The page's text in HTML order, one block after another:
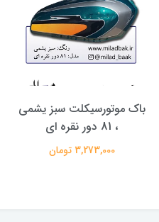
باک موتورسیکلت سبز یشمی
، 81 دور نقره ای
3,273,000 تومان